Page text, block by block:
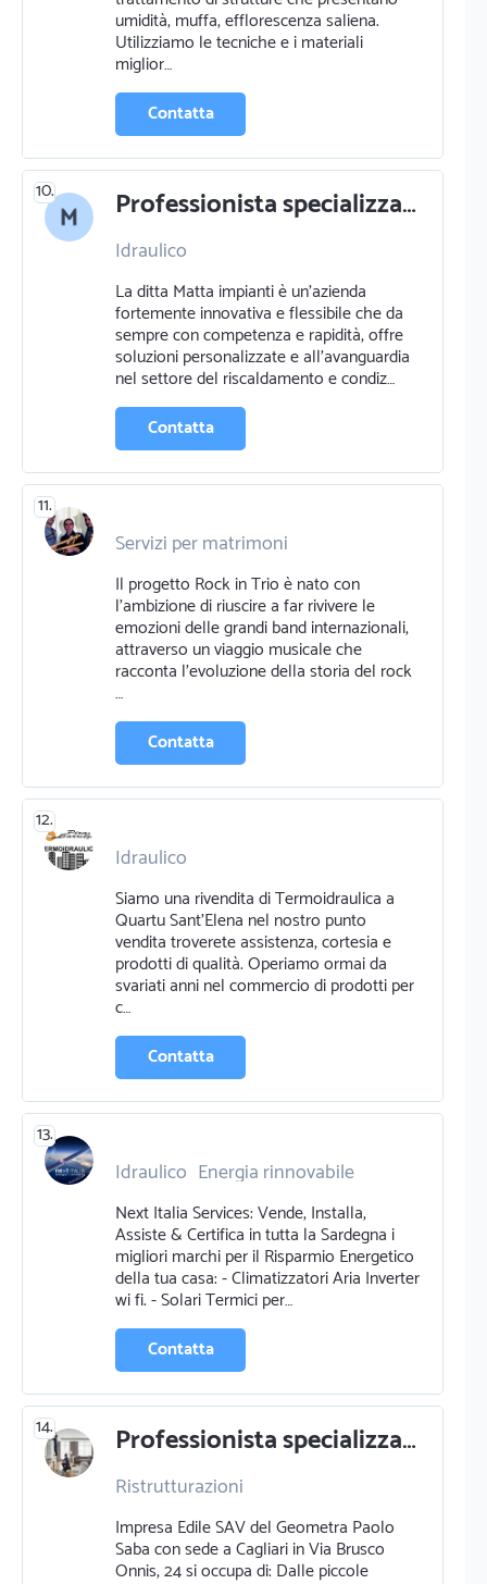
umidità, muffa, efflorescenza saliena.
Utilizziamo le tecniche e i materiali
miglior…
Contatta
10. Professionista specializzato in idraulico a quartu sant'elena
Idraulico
La ditta Matta impianti è un’azienda
fortemente innovativa e flessibile che da
sempre con competenza e rapidità, offre
soluzioni personalizzate e all’avanguardia
nel settore del riscaldamento e condiz…
Contatta
11.
Servizi per matrimoni
Organizzazione eventi e feste
Noleggio attrezzatura eventi
Il progetto Rock in Trio è nato con
l'ambizione di riuscire a far rivivere le
emozioni delle grandi band internazionali,
attraverso un viaggio musicale che
racconta l'evoluzione della storia del rock
…
Contatta
12.
Idraulico
Siamo una rivendita di Termoidraulica a
Quartu Sant'Elena nel nostro punto
vendita troverete assistenza, cortesia e
prodotti di qualità. Operiamo ormai da
svariati anni nel commercio di prodotti per
c…
Contatta
13.
Idraulico Energia rinnovabile
Next Italia Services: Vende, Installa,
Assiste & Certifica in tutta la Sardegna i
migliori marchi per il Risparmio Energetico
della tua casa: - Climatizzatori Aria Inverter
wi fi. - Solari Termici per…
Contatta
14. Professionista specializzato in ristrutturazioni a cagliari
Ristrutturazioni
Impresa Edile SAV del Geometra Paolo
Saba con sede a Cagliari in Via Brusco
Onnis, 24 si occupa di: Dalle piccole